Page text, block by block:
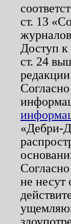
ст. 13
Доступ
ст. 24
«Дебри-
не несут